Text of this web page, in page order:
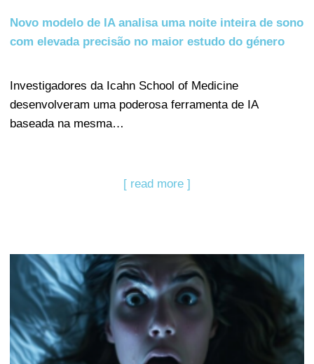
Novo modelo de IA analisa uma noite inteira de sono
com elevada precisão no maior estudo do género
Investigadores da Icahn School of Medicine
desenvolveram uma poderosa ferramenta de IA
baseada na mesma…
[ read more ]